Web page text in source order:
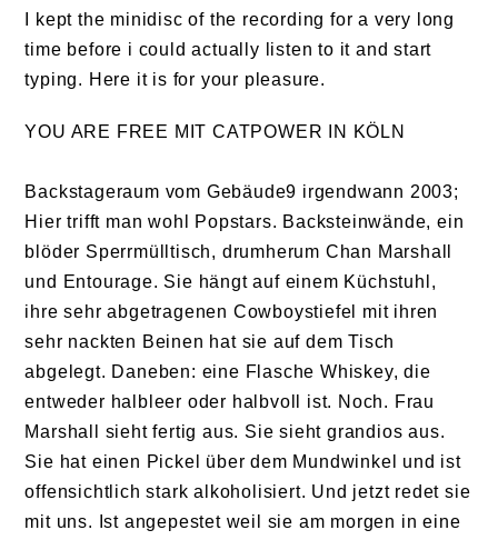
I kept the minidisc of the recording for a very long
time before i could actually listen to it and start
typing. Here it is for your pleasure.
YOU ARE FREE MIT CATPOWER IN KÖLN
Backstageraum vom Gebäude9 irgendwann 2003;
Hier trifft man wohl Popstars. Backsteinwände, ein
blöder Sperrmülltisch, drumherum Chan Marshall
und Entourage. Sie hängt auf einem Küchstuhl,
ihre sehr abgetragenen Cowboystiefel mit ihren
sehr nackten Beinen hat sie auf dem Tisch
abgelegt. Daneben: eine Flasche Whiskey, die
entweder halbleer oder halbvoll ist. Noch. Frau
Marshall sieht fertig aus. Sie sieht grandios aus.
Sie hat einen Pickel über dem Mundwinkel und ist
offensichtlich stark alkoholisiert. Und jetzt redet sie
mit uns. Ist angepestet weil sie am morgen in eine